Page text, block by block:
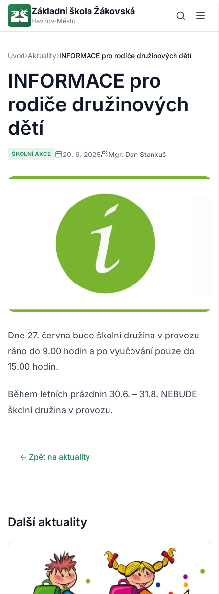
Základní škola Žákovská
Havířov-Město
Úvod›Aktuality›INFORMACE pro rodiče družinových dětí
INFORMACE pro
rodiče družinových
dětí
ŠKOLNÍ AKCE 20. 6. 2025 Mgr. Dan Stankuš
Dne 27. června bude školní družina v provozu
ráno do 9.00 hodin a po vyučování pouze do
15.00 hodin.
Během letních prázdnin 30.6. – 31.8. NEBUDE
školní družina v provozu.
← Zpět na aktuality
Další aktuality